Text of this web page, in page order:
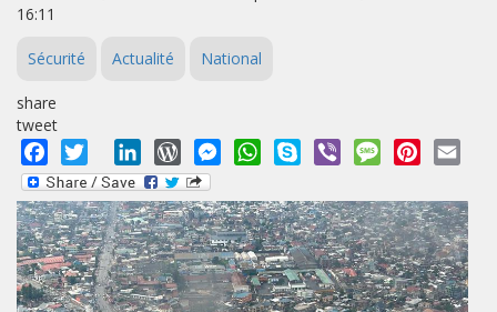
16:11
Sécurité Actualité National
share
tweet
Facebook
Twitter LinkedInWordPressMessengerWhatsApp
Skype Viber MessagePinterest